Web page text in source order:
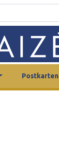
Postkarten